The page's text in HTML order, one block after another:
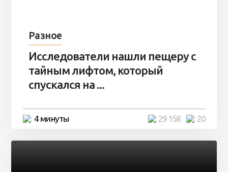
Разное
Исследователи нашли пещеру с
тайным лифтом, который
спускался на ...
4 минуты 20
29 158